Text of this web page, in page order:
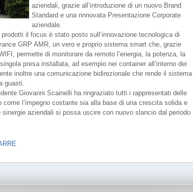
aziendali, grazie all’introduzione di un nuovo Brand
Standard e una rinnovata Presentazione Corporate
aziendale.
il focus è stato posto sull’innovazione tecnologica di
GRP AMR, un vero e proprio sistema smart che, grazie
permette di monitorare da remoto l’energia, la potenza, la
presa installata, ad esempio nei container all’interno dei
inoltre una comunicazione bidirezionale che rende il sistema
guasti.
Giovanni Scainelli ha ringraziato tutti i rappresentati delle
l’impegno costante sia alla base di una crescita solida e
aziendali si possa uscire con nuovo slancio dal periodo